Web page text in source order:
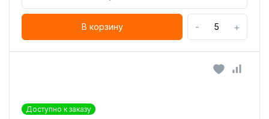
В корзину - +
Доступно к заказу